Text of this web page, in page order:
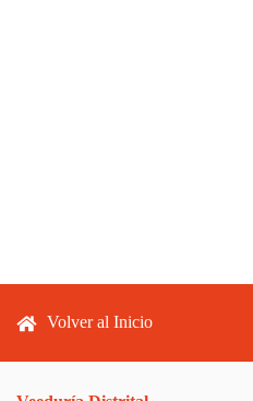
Footer menu
Volver al Inicio